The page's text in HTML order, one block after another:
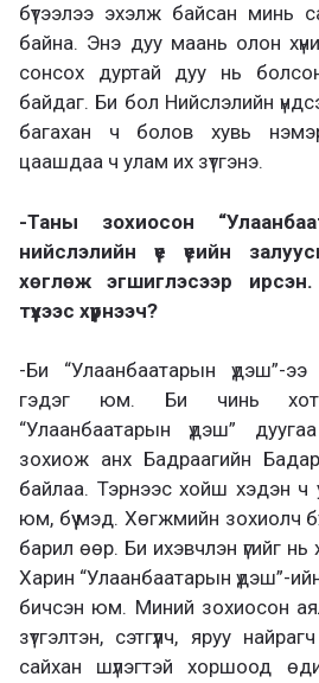
бүтээлээ эхэлж байсан минь
байна. Энэ дуу маань олон
сонсох дуртай дуу нь
байдаг. Би бол Нийслэлийн
багахан ч болов хувь
цаашдаа ч улам их зүтгэнэ.
-Таны зохиосон
нийслэлийн үе үеийн
хөглөж эгшиглэсээр
түүхээс хүүрнээч?
-Би “Улаанбаатарын үдэш”-
гэдэг юм. Би чинь
“Улаанбаатарын үдэш”
зохиож анх Бадраагийн
байлаа. Тэрнээс хойш хэдэн ч
юм, бүү мэд. Хөгжмийн зохиолч
барил өөр. Би ихэвчлэн үгийг
Харин “Улаанбаатарын үдэш”-
бичсэн юм. Миний зохиосон
зүтгэлтэн, сэтгүүлч, яруу
сайхан шүлэгтэй хоршоод